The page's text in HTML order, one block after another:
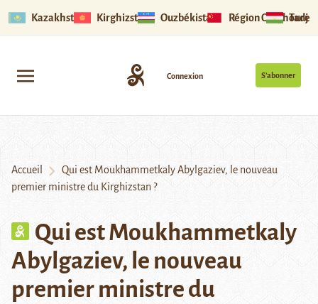
Kazakhstan Kirghizstan Ouzbékistan Région Ouïghoure
S’abonner
Connexion
Accueil
Qui est Moukhammetkaly Abylgaziev, le nouveau
premier ministre du Kirghizstan ?
Qui est Moukhammetkaly
Abylgaziev, le nouveau
premier ministre du